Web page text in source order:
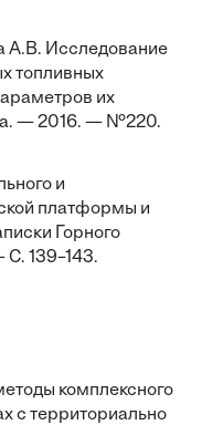
А.В. Исследование
топливных
их
— 2016. — №220.
и
платформы и
Горного
139–143.
комплексного
с территориально